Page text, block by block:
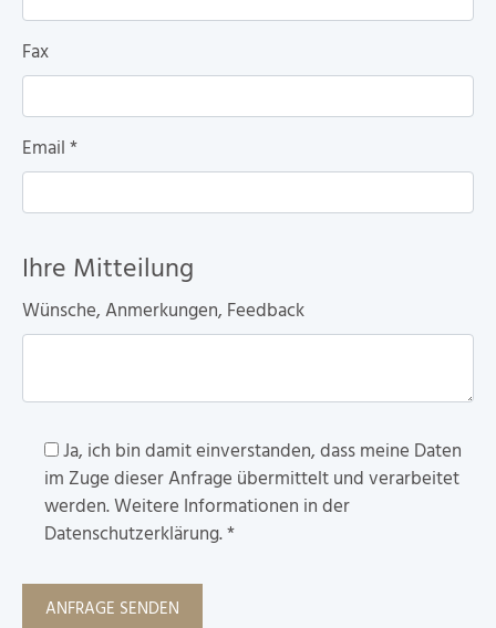
Fax
Email *
Ihre Mitteilung
Wünsche, Anmerkungen, Feedback
Ja, ich bin damit einverstanden, dass meine Daten
im Zuge dieser Anfrage übermittelt und verarbeitet
werden. Weitere Informationen in der
Datenschutzerklärung.*
ANFRAGE SENDEN